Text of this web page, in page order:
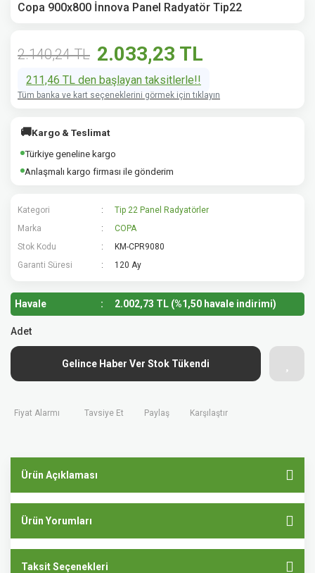
Copa 900x800 İnnova Panel Radyatör Tip22
2.140,24 TL 2.033,23 TL
211,46 TL den başlayan taksitlerle!!
Tüm banka ve kart seçeneklerini görmek için tıklayın
🚚Kargo & Teslimat
Türkiye geneline kargo
Anlaşmalı kargo firması ile gönderim
Kategori
Tip 22 Panel Radyatörler
Marka
COPA
Stok Kodu
KM-CPR9080
Garanti Süresi
120 Ay
Havale 2.002,73 TL (%1,50 havale indirimi)
Adet
Gelince Haber Ver Stok Tükendi
Fiyat Alarmı Tavsiye Et Paylaş Karşılaştır
Ürün Açıklaması
Ürün Yorumları
Taksit Seçenekleri